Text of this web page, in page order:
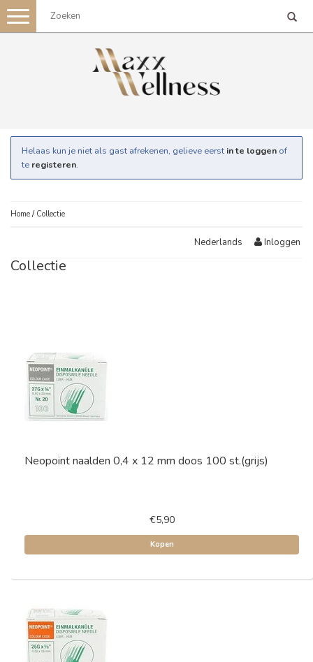
Toggle
navigation
Helaas kun je niet als gast afrekenen, gelieve eerst in te loggen of
te registeren.
Home / Collectie
Nederlands Inloggen
Collectie
Neopoint naalden 0,4 x 12 mm doos 100 st.(grijs)
€5,90
Kopen